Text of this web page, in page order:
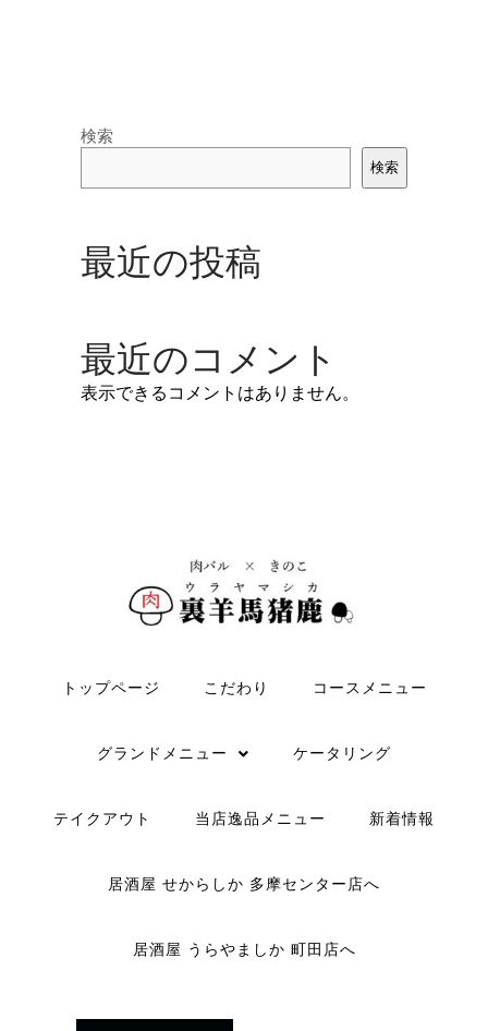
検索
検索
最近の投稿
最近のコメント
表示できるコメントはありません。
トップページ こだわり コースメニュー
グランドメニュー ケータリング
テイクアウト 当店逸品メニュー 新着情報
居酒屋 せからしか 多摩センター店へ
居酒屋 うらやましか 町田店へ